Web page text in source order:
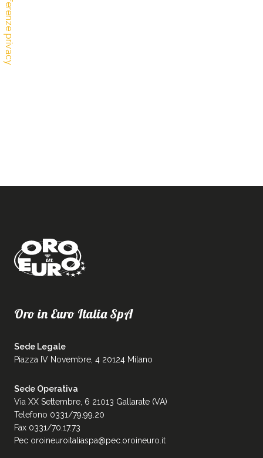
Oro in Euro Italia SpA
Sede Legale
Piazza IV Novembre, 4 20124 Milano
Sede Operativa
Via XX Settembre, 6 21013 Gallarate (VA)
Telefono 0331/79.99.20
Fax 0331/70.17.73
Pec oroineuroitaliaspa@pec.oroineuro.it